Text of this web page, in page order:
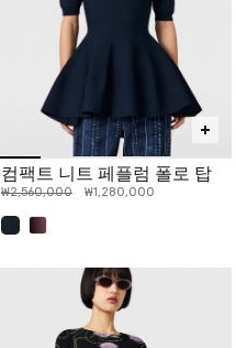
컴팩트 니트 페플럼 폴로 탑
인하 전 가격:
₩2,560,000인하된 가격:
₩1,280,000